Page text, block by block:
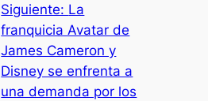
Siguiente: La
franquicia Avatar de
James Cameron y
Disney se enfrenta a
una demanda por los